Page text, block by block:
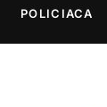
POLICIACA